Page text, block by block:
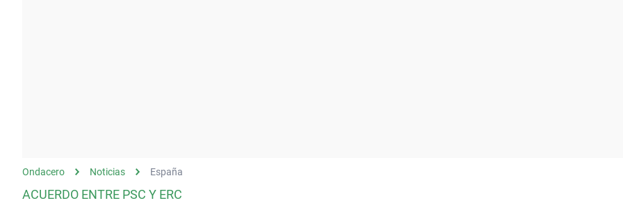
Como el perro y elEquipo de investigación
Ondacero Noticias España
ACUERDO ENTRE PSC Y ERC